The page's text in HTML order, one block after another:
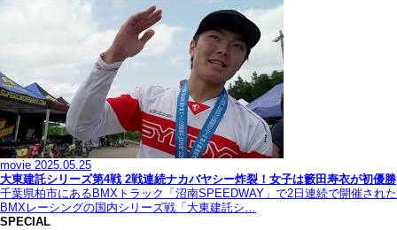
movie 2025.05.25
大東建託シリーズ第4戦 2戦連続ナカバヤシー炸裂！女子は籔田寿衣が初優勝
千葉県柏市にあるBMXトラック「沼南SPEEDWAY」で2日連続で開催された
BMXレーシングの国内シリーズ戦「大東建託シ…
SPECIAL